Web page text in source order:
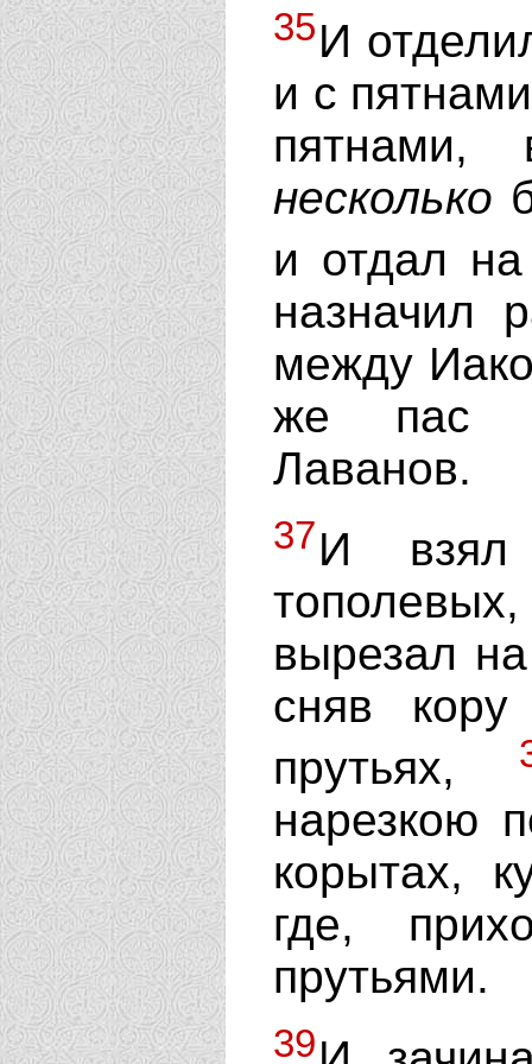
35И
и с
пятнами,
несколько
и отдал
назначил
между
же пас
Лаванов.
37И взял
вырезал
сняв
прутьях,
нарезкою
корытах,
где,
прутьями.
39